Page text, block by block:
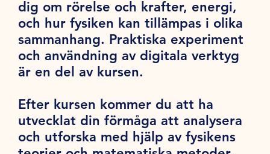
dig om rörelse och krafter, energi,
och hur fysiken kan tillämpas i olika
sammanhang. Praktiska experiment
och användning av digitala verktyg
är en del av kursen.
Efter kursen kommer du att ha
utvecklat din förmåga att analysera
och utforska med hjälp av fysikens